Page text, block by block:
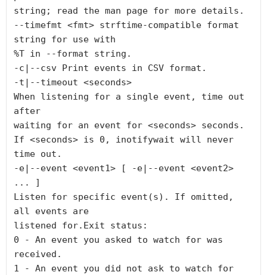
string; read the man page for more details.
--timefmt <fmt> strftime-compatible format
string for use with
%T in --format string.
-c|--csv Print events in CSV format.
-t|--timeout <seconds>
When listening for a single event, time out
after
waiting for an event for <seconds> seconds.
If <seconds> is 0, inotifywait will never
time out.
-e|--event <event1> [ -e|--event <event2>
... ]
Listen for specific event(s). If omitted,
all events are
listened for.Exit status:
0 - An event you asked to watch for was
received.
1 - An event you did not ask to watch for